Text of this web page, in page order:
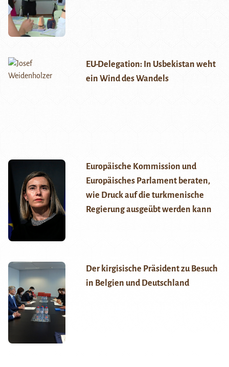
EU-Delegation: In Usbekistan weht
ein Wind des Wandels
Europäische Kommission und
Europäisches Parlament beraten,
wie Druck auf die turkmenische
Regierung ausgeübt werden kann
Der kirgisische Präsident zu Besuch
in Belgien und Deutschland